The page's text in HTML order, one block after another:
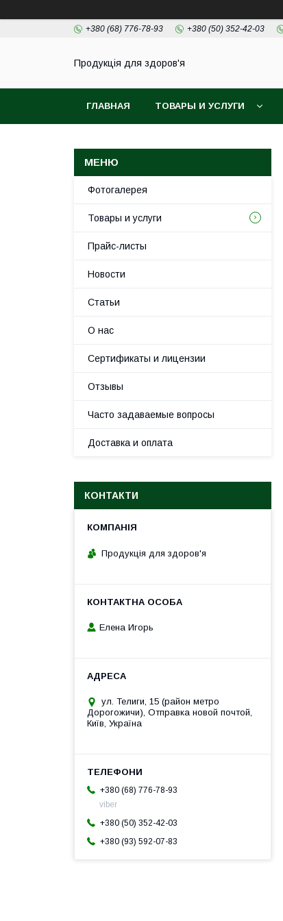
+380 (68) 776-78-93 +380 (50) 352-42-03
Продукція для здоров'я
ГЛАВНАЯ ТОВАРЫ И УСЛУГИ
Фотогалерея
Товары и услуги
Прайс-листы
Новости
Статьи
О нас
Сертификаты и лицензии
Отзывы
Часто задаваемые вопросы
Доставка и оплата
КОНТАКТИ
Продукція для здоров'я
Елена Игорь
ул. Телиги, 15 (район метро
Дорогожичи), Отправка новой почтой,
Київ, Україна
+380 (68) 776-78-93
viber
+380 (50) 352-42-03
+380 (93) 592-07-83